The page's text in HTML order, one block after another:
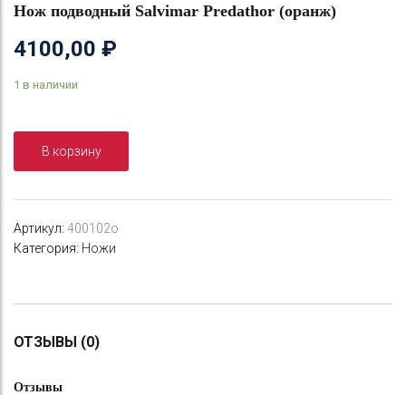
Нож подводный Salvimar Predathor (оранж)
4100,00 ₽
1 в наличии
В корзину
Артикул: 400102o
Категория: Ножи
ОТЗЫВЫ (0)
Отзывы